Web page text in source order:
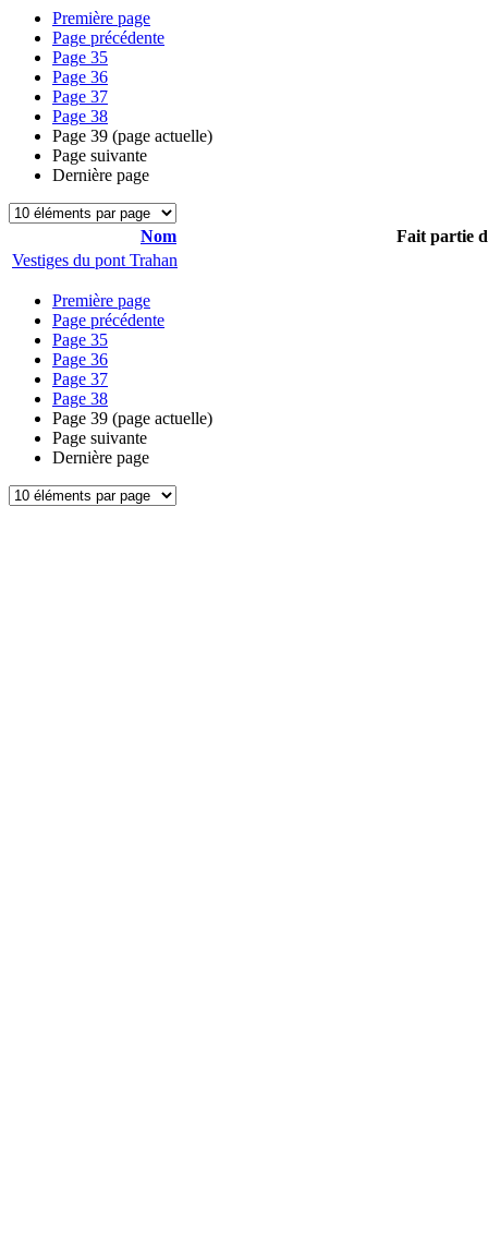
Première page
Page précédente
Page 35
Page 36
Page 37
Page 38
Page 39 (page actuelle)
Page suivante
Dernière page
Nom
Fait partie
Vestiges du pont Trahan
Première page
Page précédente
Page 35
Page 36
Page 37
Page 38
Page 39 (page actuelle)
Page suivante
Dernière page